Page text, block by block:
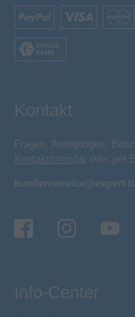
Kontakt
Fragen, Anregungen,
Kontaktformular oder per
kundenservice@expert-
Info-Center